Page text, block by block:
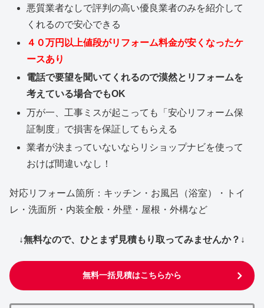
悪質業者なしで評判の高い優良業者のみを紹介して
くれるので安心できる
４０万円以上値段がリフォーム料金が安くなったケ
ースあり
電話で要望を聞いてくれるので漠然とリフォームを
考えている場合でもOK
万が一、工事ミスが起こっても「安心リフォーム保
証制度」で損害を保証してもらえる
業者が決まっていないならリショップナビを使って
おけば間違いなし！
対応リフォーム箇所：キッチン・お風呂（浴室）・トイ
レ・洗面所・内装全般・外壁・屋根・外構など
↓無料なので、ひとまず見積もり取ってみませんか？↓
無料一括見積はこちらから